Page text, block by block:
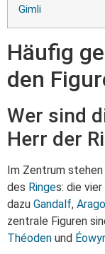
Gimli
Häufig
den
Wer sind
Herr der
Im Zentrum
des Ringes: die vier
dazu Gandalf,
zentrale Figuren
Théoden und